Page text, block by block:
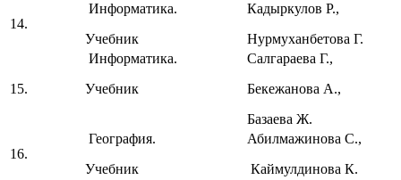
14.
Информатика.
Учебник
Кадыркулов Р.,
Нурмуханбетова Г.
15.
Информатика.
Учебник
Салгараева Г.,
Бекежанова А.,
Базаева Ж.
16.
География.
Учебник
Абилмажинова С.,
Каймулдинова К.